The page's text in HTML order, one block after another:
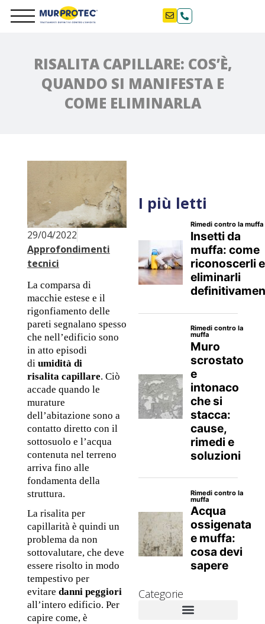
RISALITA CAPILLARE: COS’È,
QUANDO SI MANIFESTA E
COME ELIMINARLA
29/04/2022
Approfondimenti
tecnici
La comparsa di
macchie estese e il
rigonfiamento delle
pareti segnalano spesso
che nell’edificio sono
in atto episodi
di umidità di
risalita capillare. Ciò
accade quando le
murature
dell’abitazione sono a
contatto diretto con il
sottosuolo e l’acqua
contenuta nel terreno
arriva fino alle
fondamenta della
struttura.
La risalita per
capillarità è quindi un
problema da non
sottovalutare, che deve
essere risolto in modo
tempestivo per
evitare danni peggiori
all’intero edificio. Per
capire come, è
I più letti
Categorie